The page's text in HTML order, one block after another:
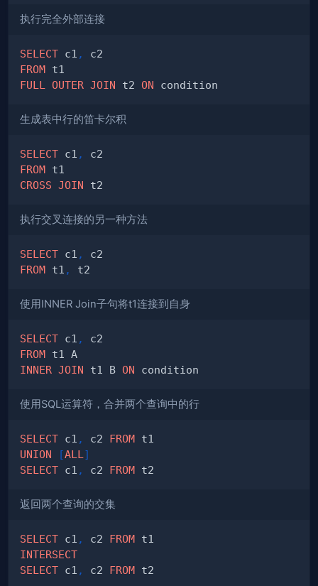
执行完全外部连接
SELECT c1 ,
FROM
FULL
OUTER JOIN t2 ON
生成表中行的笛卡尔积
SELECT c1 ,
FROM
CROSS JOIN
执行交叉连接的另一种方法
SELECT c1 ,
FROM t1 ,
使用INNER Join子句将t1连接到自身
SELECT c1 ,
FROM
INNER JOIN t1 B ON
使用SQL运算符，合并两个查询中的行
SELECT c1 , c2 FROM
UNION
[ALL ]
SELECT c1 , c2 FROM
返回两个查询的交集
SELECT c1 , c2 FROM
INTERSECT
SELECT c1 , c2 FROM